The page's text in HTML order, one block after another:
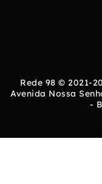
Rede 98 © 2021-
Avenida Nossa
-